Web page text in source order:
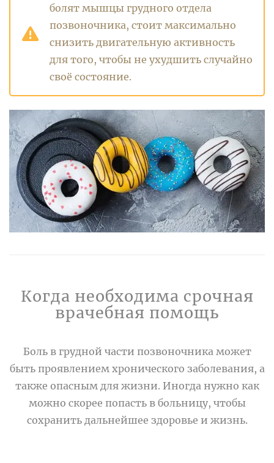
болят мышцы грудного отдела
позвоночника, стоит максимально
снизить двигательную активность
для того, чтобы не ухудшить случайно
своё состояние.
Когда необходима срочная
врачебная помощь
Боль в грудной части позвоночника может
быть проявлением хронического заболевания, а
также опасным для жизни. Иногда нужно как
можно скорее попасть в больницу, чтобы
сохранить дальнейшее здоровье и жизнь.